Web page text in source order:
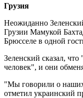
Грузия
Неожиданно
Грузии Мамукой
Брюсселе в одной
Зеленский сказал,
человек", и они
"Мы говорили о
отметил украинский